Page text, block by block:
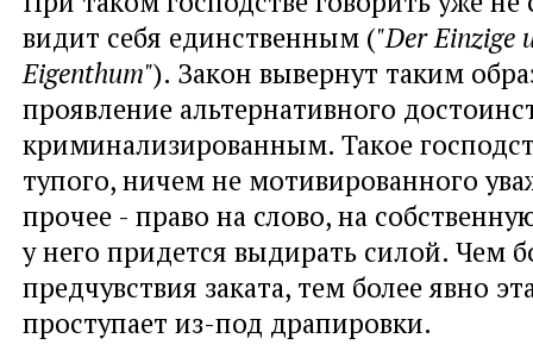
видит себя единственным ("Der Einzige
Eigenthum"). Закон вывернут таким
проявление альтернативного
криминализированным. Такое
тупого, ничем не мотивированного
прочее - право на слово, на
у него придется выдирать силой. Чем
предчувствия заката, тем более явно
проступает из-под драпировки.